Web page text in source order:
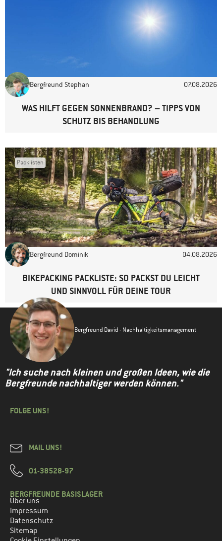
Website
Bergfreund Stephan 07.08.2026
WAS HILFT GEGEN SONNENBRAND? – TIPPS VON
SCHUTZ BIS BEHANDLUNG
Packlisten
Bergfreund Dominik 04.08.2026
BIKEPACKING PACKLISTE: SO PACKST DU LEICHT
UND SINNVOLL FÜR DEINE TOUR
Bergfreund David - Nachhaltigkeitsmanagement
"Ich suche nach kleinen und großen Ideen, wie die
Bergfreunde nachhaltiger werden können."
FOLGE UNS!
MAIL UNS!
01-38528-97
BERGFREUNDE BASISLAGER
Über uns
Impressum
Datenschutz
Sitemap